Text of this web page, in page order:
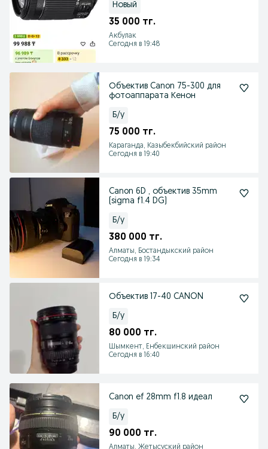
Новый
35 000 тг.
Акбулак
Сегодня в 19:48
Объектив Canon 75-300 для
фотоаппарата Кенон
Б/у
75 000 тг.
Караганда, Казыбекбийский район
Сегодня в 19:40
Canon 6D , объектив 35mm
(sigma f1.4 DG)
Б/у
380 000 тг.
Алматы, Бостандыкский район
Сегодня в 19:34
Объектив 17-40 CANON
Б/у
80 000 тг.
Шымкент, Енбекшинский район
Сегодня в 16:40
Canon ef 28mm f1.8 идеал
Б/у
90 000 тг.
Алматы, Жетысуский район